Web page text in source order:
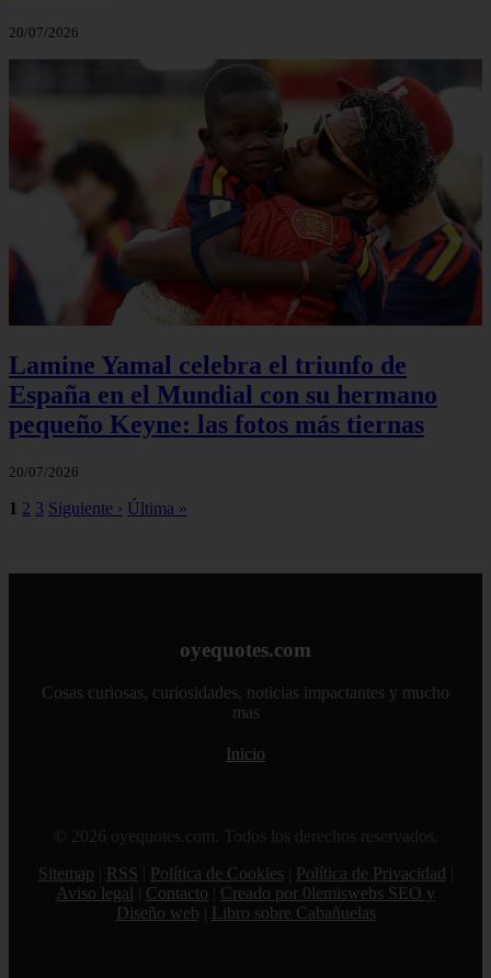
20/07/2026
Lamine Yamal celebra el triunfo de
España en el Mundial con su hermano
pequeño Keyne: las fotos más tiernas
20/07/2026
1 2 3 Siguiente › Última »
oyequotes.com
Cosas curiosas, curiosidades, noticias impactantes y mucho
mas
Inicio
© 2026 oyequotes.com. Todos los derechos reservados.
Sitemap
RSS Política de Cookies Política de Privacidad
Aviso legal
Contacto
Creado por 0lemiswebs SEO y
Diseño web
Libro sobre Cabañuelas